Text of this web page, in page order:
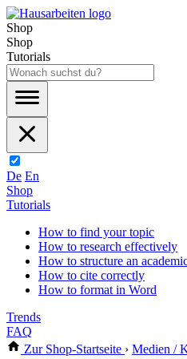
Shop
Shop
Tutorials
De En
Shop
Tutorials
How to find your topic
How to research effectively
How to structure an
How to cite correctly
How to format in Word
Trends
FAQ
Zur Shop-Startseite › Medien /